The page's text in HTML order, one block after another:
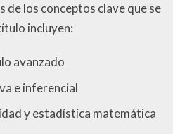
de los conceptos clave que se
incluyen:
avanzado
e inferencial
y estadística matemática